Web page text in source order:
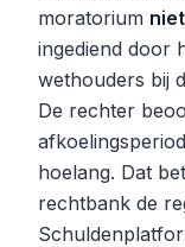
moratorium
ingediend door
wethouders bij
De rechter
hoelang. Dat
rechtbank de